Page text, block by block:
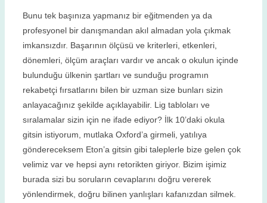
Bunu tek başınıza yapmanız bir eğitmenden ya da
profesyonel bir danışmandan akıl almadan yola çıkmak
imkansızdır. Başarının ölçüsü ve kriterleri, etkenleri,
dönemleri, ölçüm araçları vardır ve ancak o okulun içinde
bulunduğu ülkenin şartları ve sunduğu programın
rekabetçi fırsatlarını bilen bir uzman size bunları sizin
anlayacağınız şekilde açıklayabilir. Lig tabloları ve
sıralamalar sizin için ne ifade ediyor? İlk 10’daki okula
gitsin istiyorum, mutlaka Oxford’a girmeli, yatılıya
göndereceksem Eton’a gitsin gibi taleplerle bize gelen çok
velimiz var ve hepsi aynı retorikten giriyor. Bizim işimiz
burada sizi bu soruların cevaplarını doğru vererek
yönlendirmek, doğru bilinen yanlışları kafanızdan silmek.